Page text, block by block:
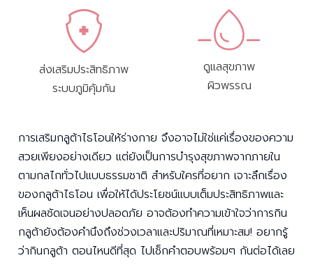
ส่งเสริมประสิทธิภาพ
ระบบภูมิคุ้มกัน
ดูแลสุขภาพ
ผิวพรรณ
การเสริมกลูต้าไธโอนให้ร่างกาย จึงอาจไม่ใช่แค่เรื่องของความ
สวยเพียงอย่างเดียว แต่ยังเป็นการบำรุงสุขภาพจากภายใน
ตามกลไกทั่วไปแบบธรรมชาติ สำหรับใครที่อยาก เจาะลึกเรื่อง
ของกลูต้าไธโอน เพื่อให้ได้ประโยชน์แบบเต็มประสิทธิภาพและ
เห็นผลชัดเจนอย่างปลอดภัย อาจต้องทำความเข้าใจว่าการกิน
กลูต้ายังต้องคำนึงถึงช่วงเวลาและปริมาณที่เหมาะสม! อยากรู้
ว่ากินกลูต้า ตอนไหนดีที่สุด ไปเช็กคำตอบพร้อมๆ กันต่อได้เลย